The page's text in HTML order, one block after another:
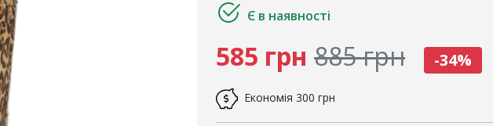
Є в наявності
585 грн 885 грн -34%
Економія 300 грн